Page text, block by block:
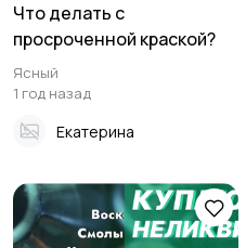
Что делать с
просроченной краской?
Ясный
1 год назад
Екатерина